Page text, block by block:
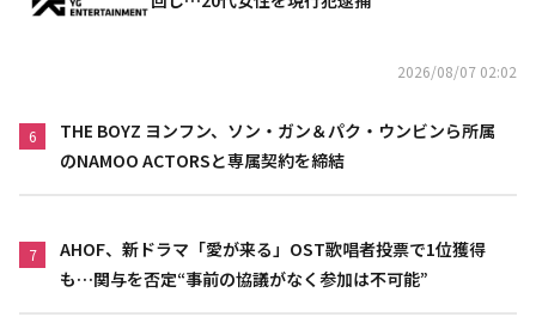
2026/08/07 02:02
6
THE BOYZ ヨンフン、ソン・ガン＆パク・ウンビンら所属
のNAMOO ACTORSと専属契約を締結
7
AHOF、新ドラマ「愛が来る」OST歌唱者投票で1位獲得
も…関与を否定“事前の協議がなく参加は不可能”